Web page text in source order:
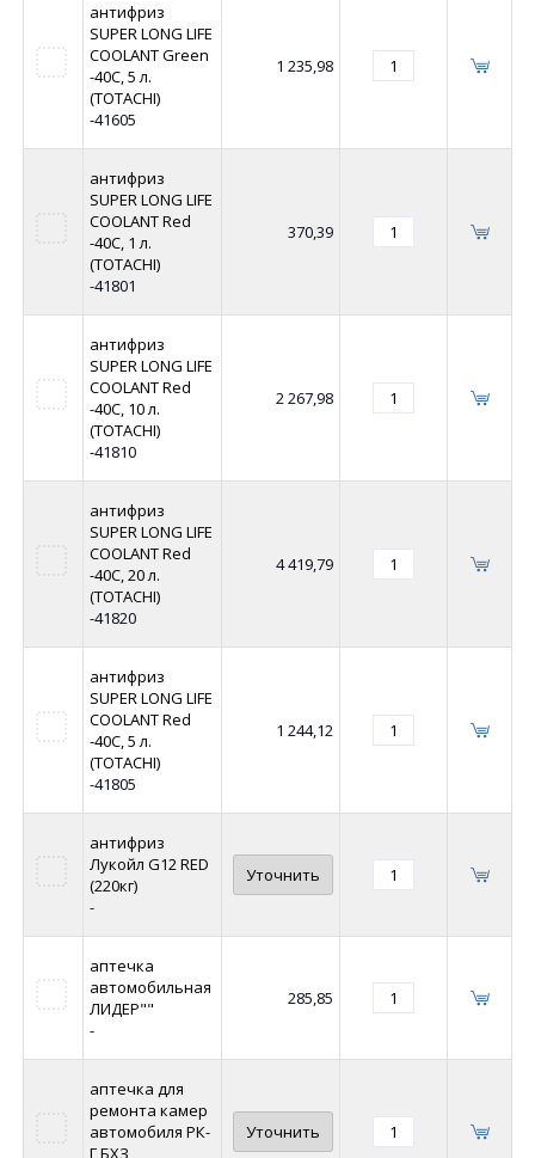
антифриз
SUPER LONG LIFE
COOLANT Green
-40C, 5 л.
(TOTACHI)
-41605
1 235,98
антифриз
SUPER LONG LIFE
COOLANT Red
-40C, 1 л.
(TOTACHI)
-41801
370,39
антифриз
SUPER LONG LIFE
COOLANT Red
-40C, 10 л.
(TOTACHI)
-41810
2 267,98
антифриз
SUPER LONG LIFE
COOLANT Red
-40C, 20 л.
(TOTACHI)
-41820
4 419,79
антифриз
SUPER LONG LIFE
COOLANT Red
-40C, 5 л.
(TOTACHI)
-41805
1 244,12
антифриз
Лукойл G12 RED
(220кг)
-
Уточнить
аптечка
автомобильная
ЛИДЕР""
-
285,85
аптечка для
ремонта камер
автомобиля РК-
Г БХЗ
Уточнить